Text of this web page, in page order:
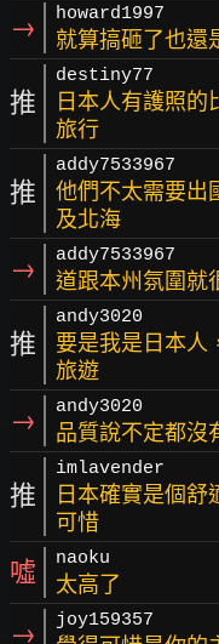
→ howard1997
就算搞砸了也還
推
destiny77
日本人有護照的
旅行
推
addy7533967
他們不太需要出
及北海
→ addy7533967
道跟本州氛圍就
推
andy3020
要是我是日本人
旅遊
→ andy3020
品質說不定都沒
推
imlavender
日本確實是個舒
可惜
噓 naoku
太高了
→ joy159357